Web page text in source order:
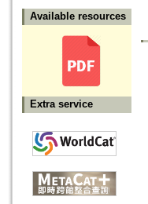
Available resources
Extra service